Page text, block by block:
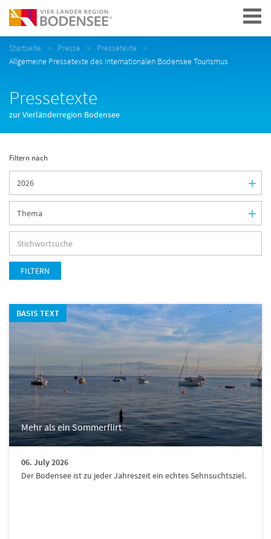
Navigation
Startseite Presse
Pressetexte
Allgemeine Pressetexte des internationalen Bodensee Tourismus
Pressetexte
zur Vierländerregion Bodensee
Filtern nach
FILTERN
BASIS TEXT
Mehr als ein Sommerflirt
06. July 2026
Der Bodensee ist zu jeder Jahreszeit ein echtes Sehnsuchtsziel.